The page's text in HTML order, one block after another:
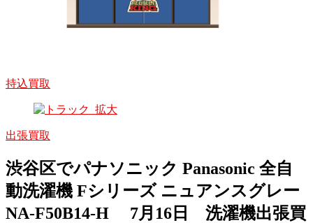
持込買取
出張買取
渋谷区でパナソニック Panasonic 全自
動洗濯機 Fシリーズ ニュアンスグレー
NA-F50B14-H 7月16日 洗濯機出張買